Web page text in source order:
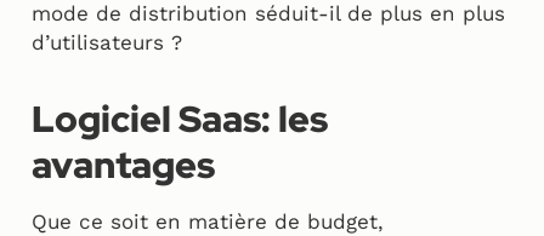
mode de distribution séduit-il de plus en plus
d’utilisateurs ?
Logiciel Saas: les
avantages
Que ce soit en matière de budget,